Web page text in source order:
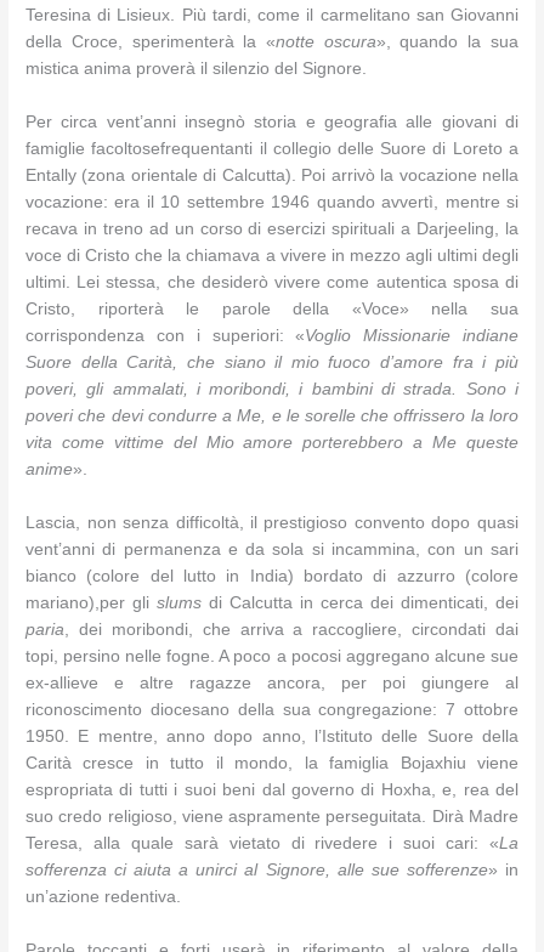
Teresina di Lisieux. Più tardi, come il carmelitano san Giovanni
della Croce, sperimenterà la «notte oscura», quando la sua
mistica anima proverà il silenzio del Signore.
Per circa vent’anni insegnò storia e geografia alle giovani di
famiglie facoltosefrequentanti il collegio delle Suore di Loreto a
Entally (zona orientale di Calcutta). Poi arrivò la vocazione nella
vocazione: era il 10 settembre 1946 quando avvertì, mentre si
recava in treno ad un corso di esercizi spirituali a Darjeeling, la
voce di Cristo che la chiamava a vivere in mezzo agli ultimi degli
ultimi. Lei stessa, che desiderò vivere come autentica sposa di
Cristo, riporterà le parole della «Voce» nella sua
corrispondenza con i superiori: «Voglio Missionarie indiane
Suore della Carità, che siano il mio fuoco d’amore fra i più
poveri, gli ammalati, i moribondi, i bambini di strada. Sono i
poveri che devi condurre a Me, e le sorelle che offrissero la loro
vita come vittime del Mio amore porterebbero a Me queste
anime».
Lascia, non senza difficoltà, il prestigioso convento dopo quasi
vent’anni di permanenza e da sola si incammina, con un sari
bianco (colore del lutto in India) bordato di azzurro (colore
mariano),per glislumsdi Calcutta in cerca dei dimenticati, dei
paria, dei moribondi, che arriva a raccogliere, circondati dai
topi, persino nelle fogne. A poco a pocosi aggregano alcune sue
ex-allieve e altre ragazze ancora, per poi giungere al
riconoscimento diocesano della sua congregazione: 7 ottobre
1950. E mentre, anno dopo anno, l’Istituto delle Suore della
Carità cresce in tutto il mondo, la famiglia Bojaxhiu viene
espropriata di tutti i suoi beni dal governo di Hoxha, e, rea del
suo credo religioso, viene aspramente perseguitata. Dirà Madre
Teresa, alla quale sarà vietato di rivedere i suoi cari: «La
sofferenza ci aiuta a unirci al Signore, alle sue sofferenze» in
un’azione redentiva.